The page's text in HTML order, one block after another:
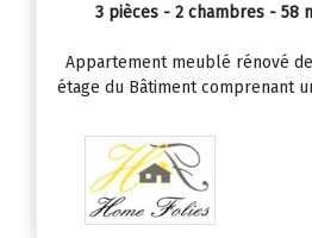
3 pièces - 2 chambres - 58
Appartement meublé rénové
étage du Bâtiment comprenant